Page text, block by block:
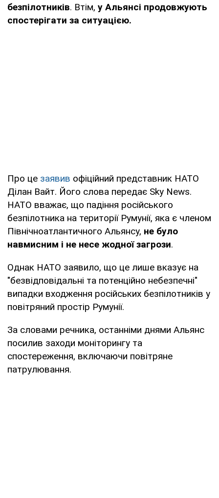
безпілотників. Втім, у Альянсі продовжують
спостерігати за ситуацією.
Про це заявив офіційний представник НАТО
Ділан Вайт. Його слова передає Sky News.
НАТО вважає, що падіння російського
безпілотника на території Румунії, яка є членом
Північноатлантичного Альянсу, не було
навмисним і не несе жодної загрози.
Однак НАТО заявило, що це лише вказує на
"безвідповідальні та потенційно небезпечні"
випадки входження російських безпілотників у
повітряний простір Румунії.
За словами речника, останніми днями Альянс
посилив заходи моніторингу та
спостереження, включаючи повітряне
патрулювання.